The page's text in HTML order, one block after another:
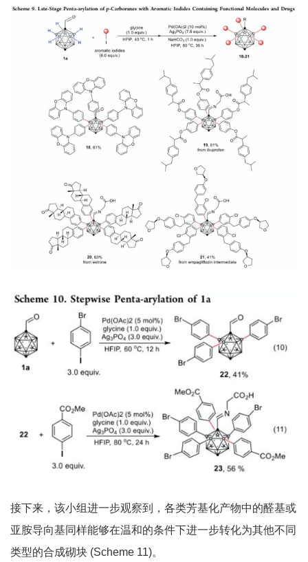
接下来，该小组进一步观察到，各类芳基化产物中的醛基或
亚胺导向基同样能够在温和的条件下进一步转化为其他不同
类型的合成砌块 (Scheme 11)。